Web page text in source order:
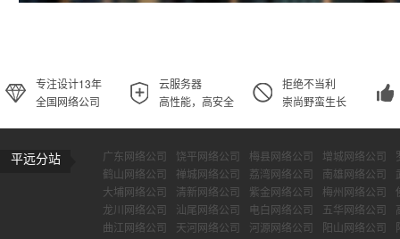
专注设计13年
全国网络公司
云服务器
高性能，高安全
拒绝不当利
崇尚野蛮生长
平远分站 广东网络公司 饶平网络公司 梅县网络公司 增城网络公司
鹤山网络公司
禅城网络公司 荔湾网络公司 南雄网络公司
大埔网络公司
清新网络公司 紫金网络公司 梅州网络公司
龙川网络公司
汕尾网络公司 电白网络公司 五华网络公司
曲江网络公司
天河网络公司 河源网络公司 阳山网络公司